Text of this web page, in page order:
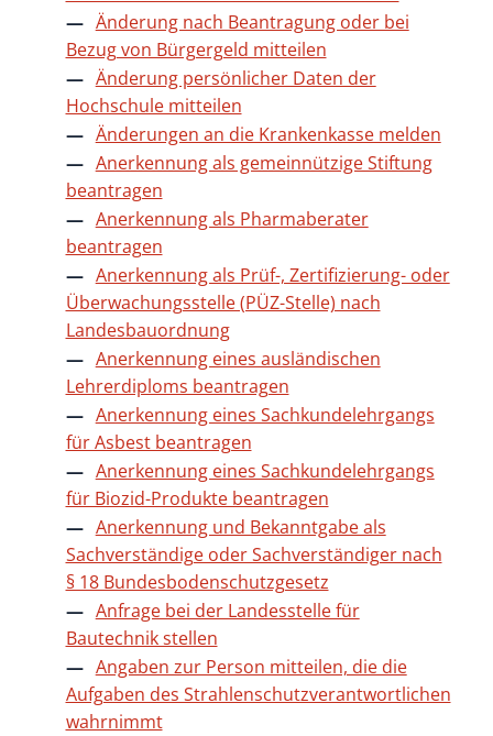
Änderung nach Beantragung oder bei
Bezug von Bürgergeld mitteilen
Änderung persönlicher Daten der
Hochschule mitteilen
Änderungen an die Krankenkasse melden
Anerkennung als gemeinnützige Stiftung
beantragen
Anerkennung als Pharmaberater
beantragen
Anerkennung als Prüf-, Zertifizierung- oder
Überwachungsstelle (PÜZ-Stelle) nach
Landesbauordnung
Anerkennung eines ausländischen
Lehrerdiploms beantragen
Anerkennung eines Sachkundelehrgangs
für Asbest beantragen
Anerkennung eines Sachkundelehrgangs
für Biozid-Produkte beantragen
Anerkennung und Bekanntgabe als
Sachverständige oder Sachverständiger nach
§ 18 Bundesbodenschutzgesetz
Anfrage bei der Landesstelle für
Bautechnik stellen
Angaben zur Person mitteilen, die die
Aufgaben des Strahlenschutzverantwortlichen
wahrnimmt